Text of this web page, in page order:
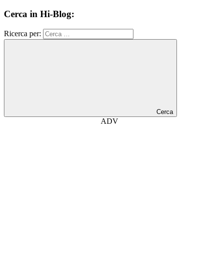
Cerca in Hi-Blog:
Ricerca per:
Cerca
ADV